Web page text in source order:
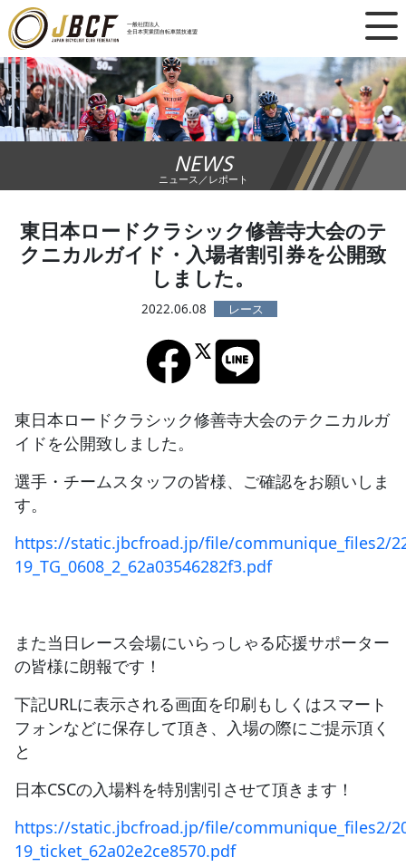
一般社団法人
全日本実業団自転車競技連盟
×
ニュース
レース日程
ランキング
チーム・選手
競技ガイド
加盟・登録
エントリー
JBCF ROAD SERIESとは
NEWS
ニュース／レポート
東日本ロードクラシック修善寺大会のテ
クニカルガイド・入場者割引券を公開致
しました。
2022.06.08
東日本ロードクラシック修善寺大会のテクニカルガ
イドを公開致しました。
選手・チームスタッフの皆様、ご確認をお願いしま
す。
https://static.jbcfroad.jp/file/communique_files2/
19_TG_0608_2_62a03546282f3.pdf
また当日レース会場にいらっしゃる応援サポーター
の皆様に朗報です！
下記URLに表示される画面を印刷もしくはスマート
フォンなどに保存して頂き、入場の際にご提示頂く
と
日本CSCの入場料を特別割引させて頂きます！
https://static.jbcfroad.jp/file/communique_files2/
19_ticket_62a02e2ce8570.pdf